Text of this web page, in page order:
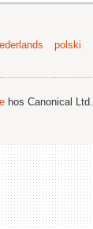
polski
hos Canonical Ltd.